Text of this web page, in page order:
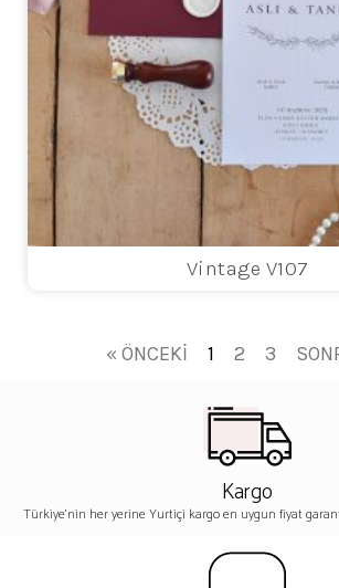
Vintage V107
« ÖNCEKI 1 2 3
Kargo
Türkiye'nin her yerine Yurtiçi kargo en uygun fiyat